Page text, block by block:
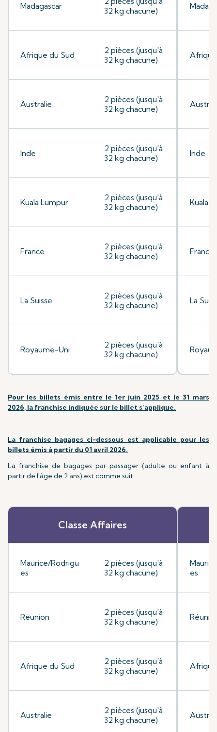
Madagascar
32 kg chacune)
Afrique du Sud
2 pièces (jusqu'à
32 kg chacune)
Australie
2 pièces (jusqu'à
32 kg chacune)
Inde
2 pièces (jusqu'à
32 kg chacune)
Kuala Lumpur
2 pièces (jusqu'à
32 kg chacune)
France
2 pièces (jusqu'à
32 kg chacune)
La Suisse
2 pièces (jusqu'à
32 kg chacune)
Royaume-Uni
2 pièces (jusqu'à
32 kg chacune)
Inde
Kuala
France
La
Pour les billets émis entre le 1er juin 2025 et le 31 mars
2026, la franchise indiquée sur le billet s’applique.
La franchise bagages ci-dessous est applicable pour les
billets émis à partir du 01 avril 2026.
La franchise de bagages par passager (adulte ou enfant à
partir de l'âge de 2 ans) est comme suit:
Classe Affaires
Maurice/Rodrigu
es
2 pièces (jusqu'à
32 kg chacune)
Réunion
2 pièces (jusqu'à
32 kg chacune)
Afrique du Sud
2 pièces (jusqu'à
32 kg chacune)
Australie
2 pièces (jusqu'à
32 kg chacune)
es